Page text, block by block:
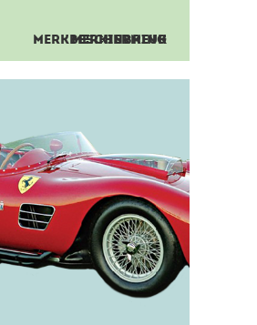
MERKBESCHERMING
MERKINBREUK